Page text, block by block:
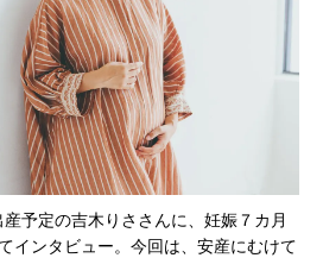
予定の吉木りささんに、妊娠７カ月
インタビュー。今回は、安産にむけて